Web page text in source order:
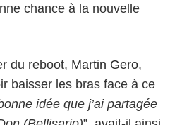
chance à la nouvelle
du reboot, Martin Gero,
baisser les bras face à ce
idée que j’ai partagée